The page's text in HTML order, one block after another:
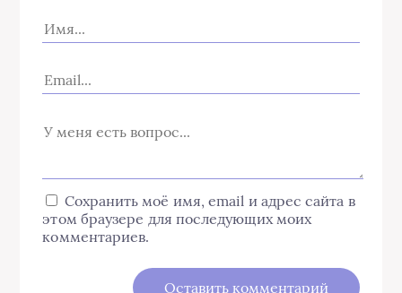
Сохранить моё имя, email и адрес сайта в
этом браузере для последующих моих
комментариев.